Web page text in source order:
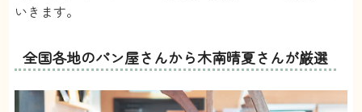
いきます。
全国各地のパン屋さんから木南晴夏さんが厳選